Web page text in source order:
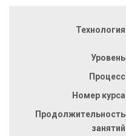
Технология
Уровень
Процесс
Номер курса
Продолжительность
занятий